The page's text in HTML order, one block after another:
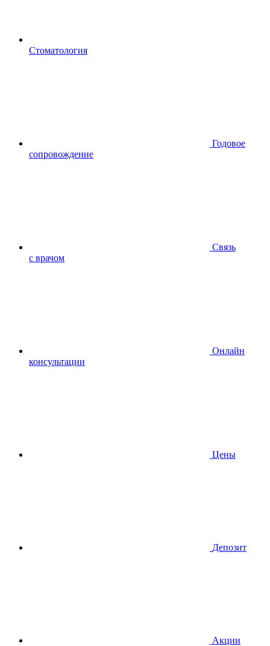
Стоматология
Годовое
сопровождение
Связь
с врачом
Онлайн
консультации
Цены
Депозит
Акции